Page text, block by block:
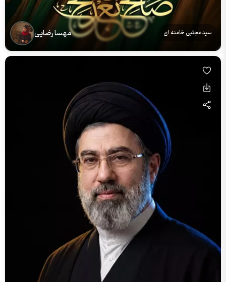
سید مجتبی خامنه ای مهسا رضایی